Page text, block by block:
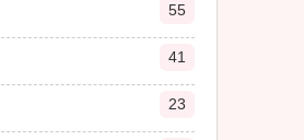
55
41
23